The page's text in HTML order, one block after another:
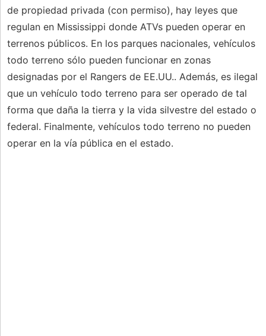
de propiedad privada (con permiso), hay leyes que
regulan en Mississippi donde ATVs pueden operar en
terrenos públicos. En los parques nacionales, vehículos
todo terreno sólo pueden funcionar en zonas
designadas por el Rangers de EE.UU.. Además, es ilegal
que un vehículo todo terreno para ser operado de tal
forma que daña la tierra y la vida silvestre del estado o
federal. Finalmente, vehículos todo terreno no pueden
operar en la vía pública en el estado.